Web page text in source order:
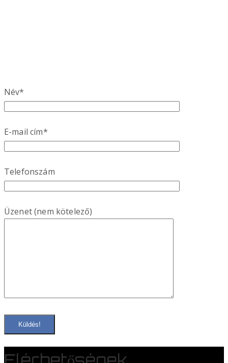
Név*
E-mail cím*
Telefonszám
Üzenet (nem kötelező)